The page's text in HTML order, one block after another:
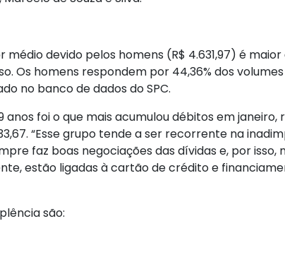
devido pelos homens (R$ 4.631,97) é
Os homens respondem por 44,36% dos
no banco de dados do SPC.
foi o que mais acumulou débitos em janeiro,
“Esse grupo tende a ser recorrente na
faz boas negociações das dívidas e, por
estão ligadas à cartão de crédito e
são: